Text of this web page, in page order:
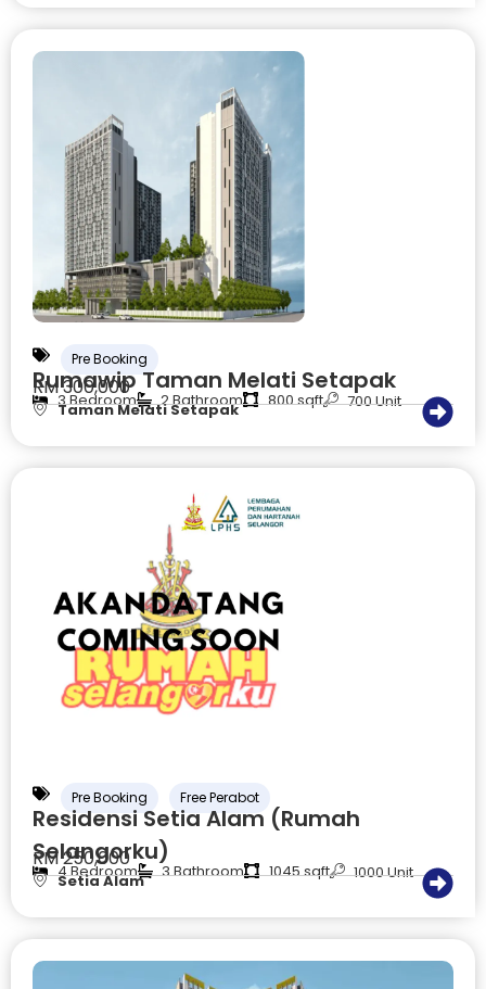
Pre Booking
Rumawip Taman Melati Setapak
RM 300,000
3 Bedroom 2 Bathroom 800 sqft 700 Unit
Taman Melati Setapak
Pre Booking Free Perabot
Residensi Setia Alam (Rumah
Selangorku)
RM 250,000
4 Bedroom 3 Bathroom 1045 sqft 1000 Unit
Setia Alam